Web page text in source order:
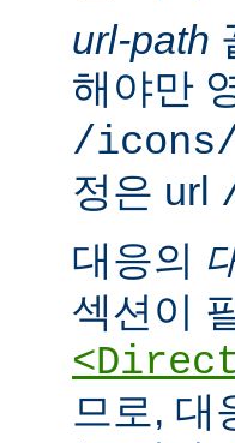
url-path
해야만
/
정은 url
대응의
섹션이
므로, 대